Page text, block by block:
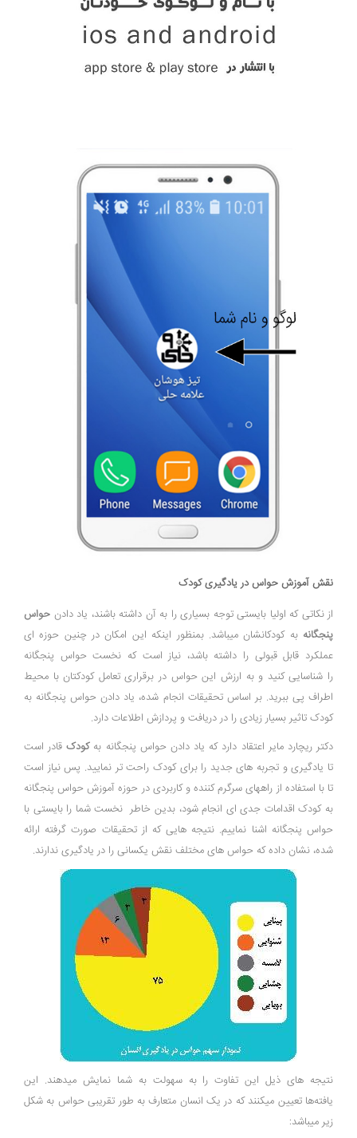
نقش آموزش حواس در یادگیری کودک
از نکاتی که اولیا بایستی توجه بسیاری را به آن داشته باشند، یاد دادن حواس
پنجگانه به کودکانشان میباشد. بمنظور اینکه این امکان در چنین حوزه ای
عملکرد قابل قبولی را داشته باشد، نیاز است که نخست حواس پنجگانه
را شناسایی کنید و به ارزش این حواس در برقراری تعامل کودکتان با محیط
اطراف پی ببرید. بر اساس تحقیقات انجام شده، یاد دادن حواس پنجگانه به
کودک تاثیر بسیار زیادی را در دریافت و پردازش اطلاعات دارد.
دکتر ریچارد مایر اعتقاد دارد که یاد دادن حواس پنجگانه بهکودکقادر است
تا یادگیری و تجربه های جدید را برای کودک راحت تر نمایید. پس نیاز است
تا با استفاده از راههای سرگرم کننده و کاربردی در حوزه آموزش حواس پنجگانه
به کودک اقدامات جدی ای انجام شود، بدین خاطر نخست شما را بایستی با
حواس پنجگانه اشنا نماییم. نتیجه هایی که از تحقيقات صورت گرفته ارائه
شده، نشان داده‌ که حواس های مختلف نقش یکسانی را در يادگيرى ندارند.
نتیجه های ذیل اين تفاوت را به سهولت به شما نمایش میدهند. اين
يافته‌ها تعیین میکنند که در يک انسان متعارف به طور تقریبی حواس به شکل
زیر میباشد: